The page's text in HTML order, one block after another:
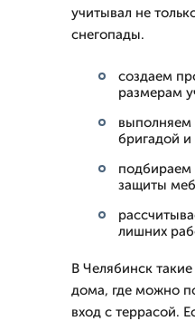
учитывал не
снегопады.
создаем
размерам
выполняем
бригадой и
подбираем
защиты
лишних
В Челябинск
дома, где можно
вход с террасой.